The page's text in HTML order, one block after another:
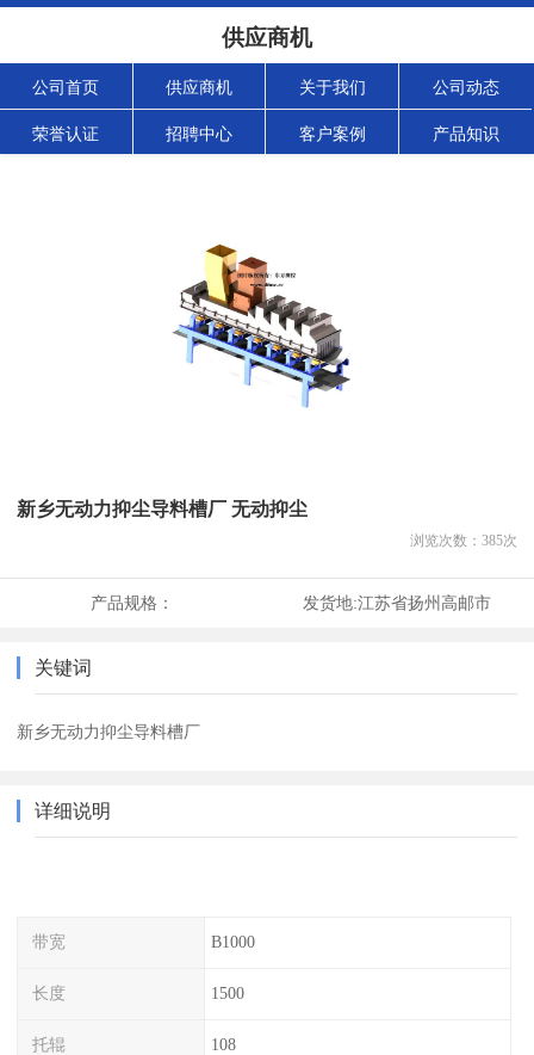
供应商机
公司首页 供应商机 关于我们 公司动态
荣誉认证 招聘中心 客户案例 产品知识
新乡无动力抑尘导料槽厂 无动抑尘
浏览次数： 385次
产品规格： 发货地:江苏省扬州高邮市
关键词
新乡无动力抑尘导料槽厂
详细说明
带宽 B1000
长度 1500
托辊 108